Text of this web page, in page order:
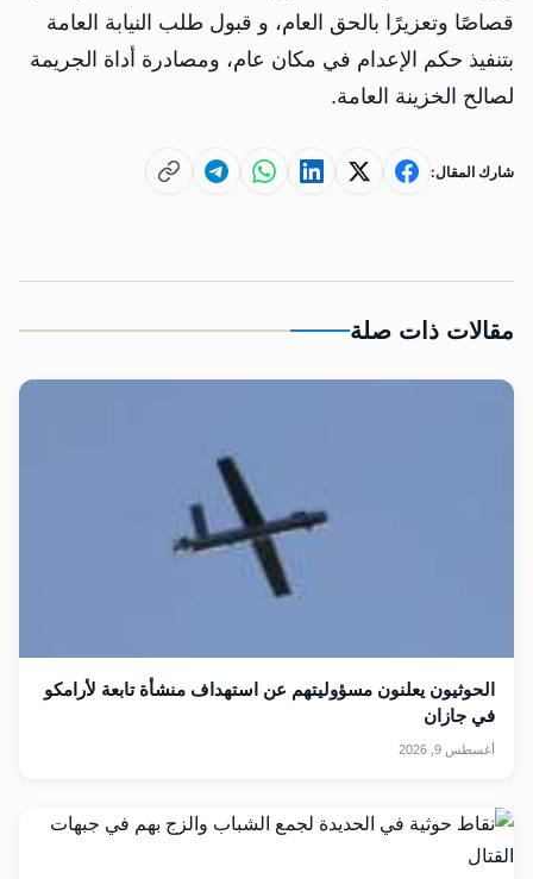
قصاصًا وتعزيرًا بالحق العام، و قبول طلب النيابة العامة
بتنفيذ حكم الإعدام في مكان عام، ومصادرة أداة الجريمة
لصالح الخزينة العامة.
شارك المقال:
مقالات ذات صلة
الحوثيون يعلنون مسؤوليتهم عن استهداف منشأة تابعة لأرامكو
في جازان
أغسطس 9, 2026